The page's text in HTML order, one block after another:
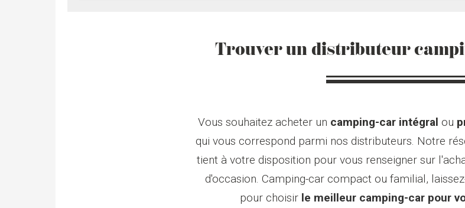
Trouver un distributeur
Vous souhaitez acheter un camping-car intégral ou
qui vous correspond parmi nos distributeurs. Notre
tient à votre disposition pour vous renseigner sur
d'occasion. Camping-car compact ou familial,
pour choisir le meilleur camping-car pour